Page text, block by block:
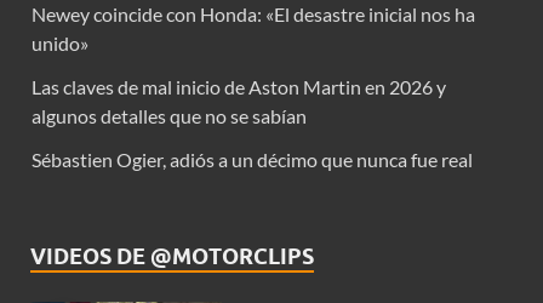
Newey coincide con Honda: «El desastre inicial nos ha
unido»
Las claves de mal inicio de Aston Martin en 2026 y
algunos detalles que no se sabían
Sébastien Ogier, adiós a un décimo que nunca fue real
VIDEOS DE @MOTORCLIPS